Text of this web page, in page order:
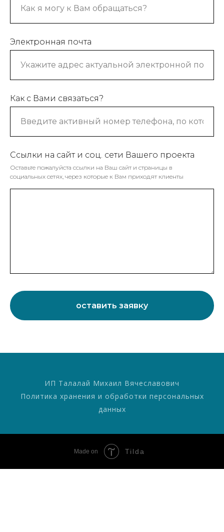
Электронная почта
Как с Вами связаться?
Ссылки на сайт и соц. сети Вашего проекта
Оставьте пожалуйста ссылки на Ваш сайт и страницы в
социальных сетях, через которые к Вам приходят клиенты
оставить заявку
ИП Талалай Михаил Вячеславович
Политика хранения и обработки персональных
данных
Made on Tilda